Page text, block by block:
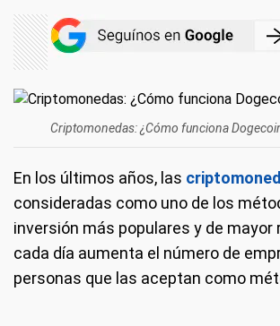
Criptomonedas: ¿Cómo funciona
En los últimos años, las
consideradas como uno de los
inversión más populares y de mayor
cada día aumenta el número de
personas que las aceptan como